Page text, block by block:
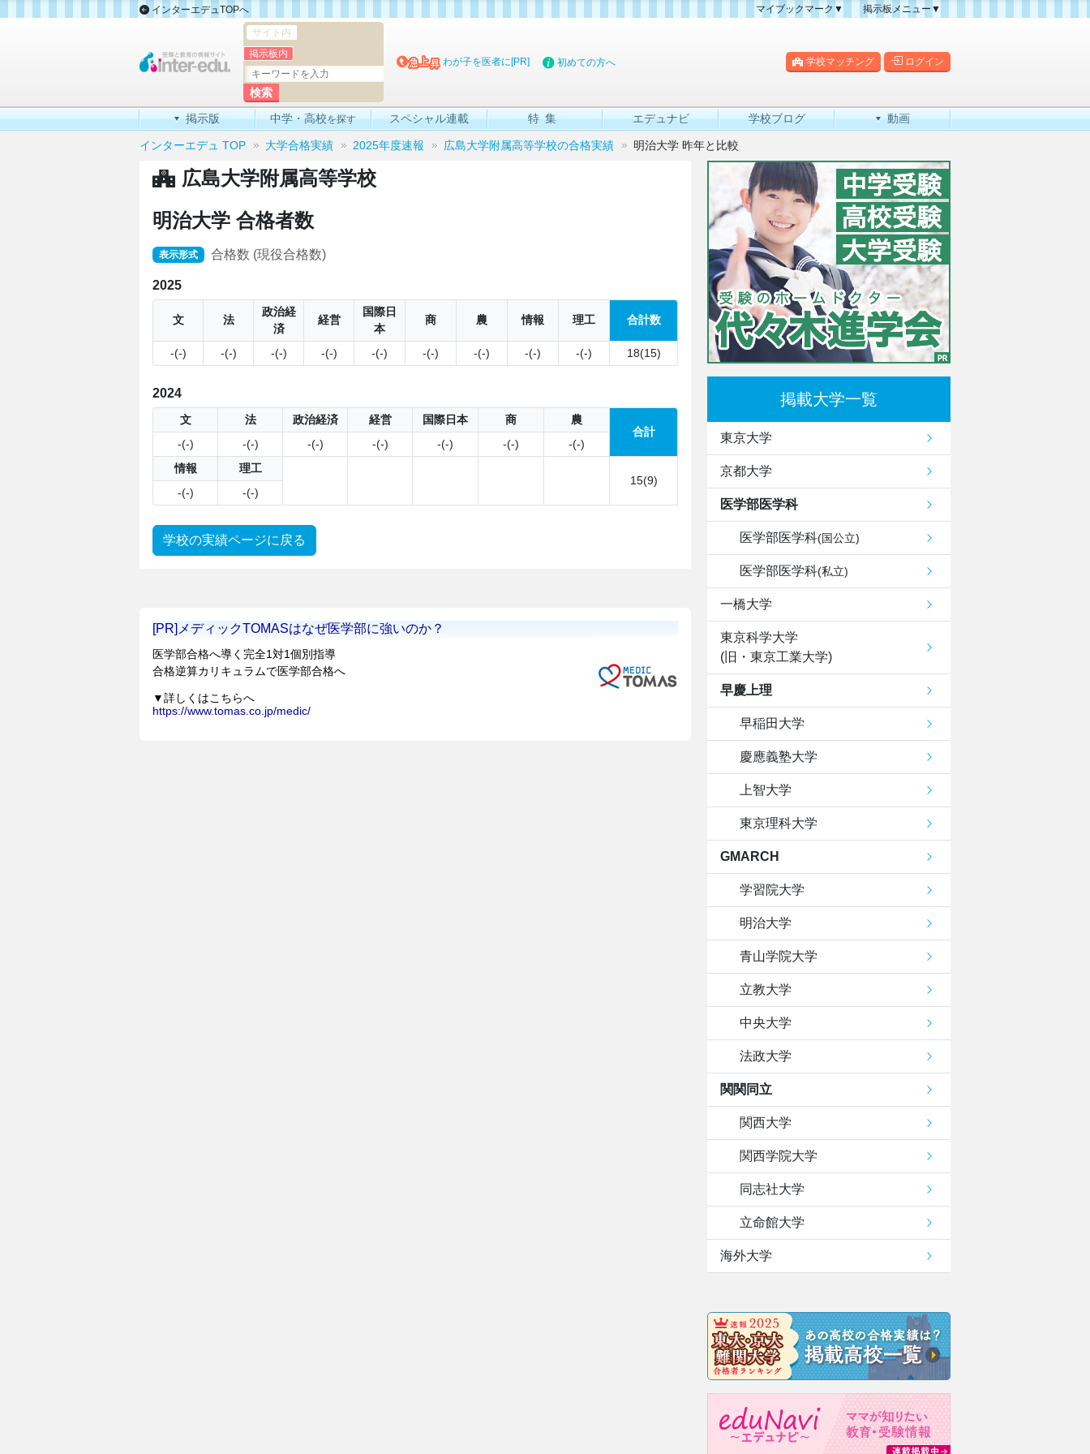
インターエデュTOPへ
マイブックマーク▼
掲示板メニュー▼
掲示板マップ
新着書き込み一覧
学校マッチング ログイン
サイト内
掲示板内
わが子を医者に[PR] 初めての方へ
掲示版 中学・高校を探す スペシャル連載 特集 エデュナビ 学校ブログ 動画
インターエデュ TOP 大学合格実績 2025年度速報 広島大学附属高等学校の合格実績 明治大学 昨年と比較
広島大学附属高等学校
明治大学 合格者数
表示形式 合格数 (現役合格数)
2025
文 法
政治経
済
経営
国際日
本
商 農 情報 理工 合計数
-(-) -(-) -(-) -(-) -(-) -(-) -(-) -(-) -(-) 18(15)
2024
文 法 政治経済 経営 国際日本 商
農
合計
-(-)
-(-) -(-) -(-) -(-) -(-)
-(-)
情報
理工
15(9)
-(-)
-(-)
学校の実績ページに戻る
掲載大学一覧
東京大学
京都大学
医学部医学科
医学部医学科(国公立)
医学部医学科(私立)
一橋大学
東京科学大学
(旧・東京工業大学)
早慶上理
早稲田大学
慶應義塾大学
上智大学
東京理科大学
GMARCH
学習院大学
明治大学
青山学院大学
立教大学
中央大学
法政大学
関関同立
関西大学
関西学院大学
同志社大学
立命館大学
海外大学